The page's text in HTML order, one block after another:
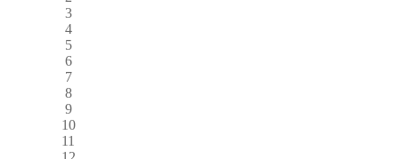
3
4
5
6
7
8
9
10
11